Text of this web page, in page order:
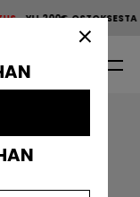
YLI 200€